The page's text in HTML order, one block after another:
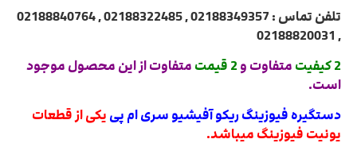
تلفن تماس : 02188349357 , 02188322485 , 02188840764
, 02188820031
2 کیفیت
متفاوت و 2 قیمت
متفاوت از این محصول موجود
است.
دستگیره فیوزینگ ریکوآفیشیو سری ام پی یکی از قطعات
یونیت فیوزینگ میباشد.